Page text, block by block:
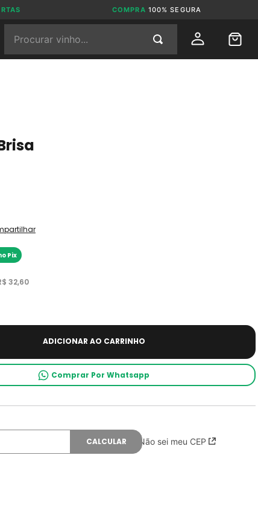
COMPRA 100% SEGURA
Pix
32,60
ADICIONAR AO CARRINHO
Comprar Por Whatsapp
Não sei meu CEP